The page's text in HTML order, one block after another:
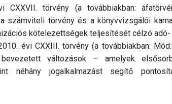
törvény (a továbbiakban:
számviteli törvény és a könyvvizsgálói
kötelezettségek teljesítését célzó adó-
évi CXXIII. törvény (a továbbiakban:
változások – amelyek
néhány jogalkalmazást segítő